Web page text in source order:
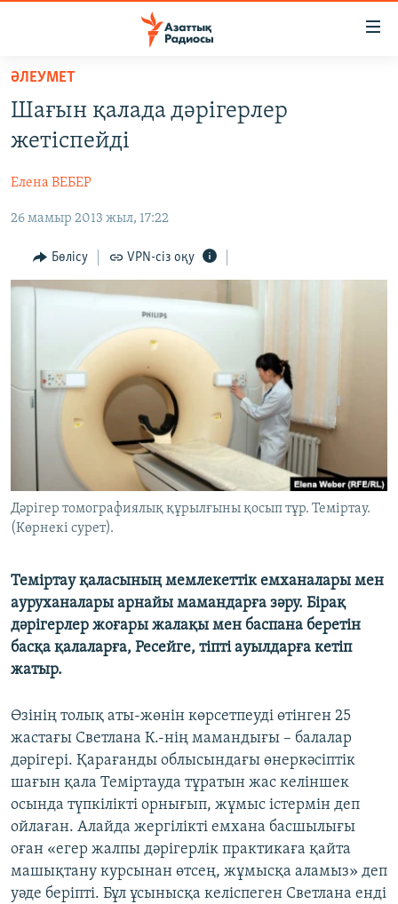
Skip
main
content
to
Navigation
Search
ҚАҢТАР ОҚИҒАСЫ
АДАМ ҚҰҚЫҚТАРЫ
ӘЛЕУМЕТ
ӘЛЕМ
АРНАЙЫ ЖОБАЛАР
Басқа тілдерде
ӘЛЕУМЕТ
Шағын қалада дәрігерлер
жетіспейді
Елена ВЕБЕР
26 мамыр 2013 жыл, 17:22
Бөлісу VPN-сіз оқу
Дәрігер томографиялық құрылғыны қосып тұр. Теміртау.
(Көрнекі сурет).
Теміртау қаласының мемлекеттік емханалары мен
ауруханалары арнайы мамандарға зәру. Бірақ
дәрігерлер жоғары жалақы мен баспана беретін
басқа қалаларға, Ресейге, тіпті ауылдарға кетіп
жатыр.
Өзінің толық аты-жөнін көрсетпеуді өтінген 25
жастағы Светлана К.-нің мамандығы – балалар
дәрігері. Қарағанды облысындағы өнеркәсіптік
шағын қала Теміртауда тұратын жас келіншек
осында түпкілікті орнығып, жұмыс істермін деп
ойлаған. Алайда жергілікті емхана басшылығы
оған «егер жалпы дәрігерлік практикаға қайта
машықтану курсынан өтсең, жұмысқа аламыз» деп
уәде беріпті. Бұл ұсынысқа келіспеген Светлана енді